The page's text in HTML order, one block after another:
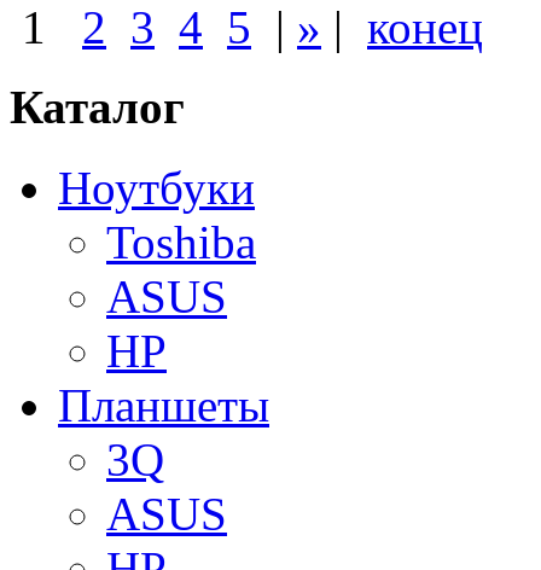
1
2 3 4 5 | » | конец
Каталог
Ноутбуки
Toshiba
ASUS
HP
Планшеты
3Q
ASUS